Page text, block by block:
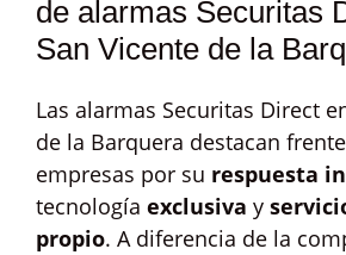
de alarmas Securitas
San Vicente de la
Las alarmas Securitas Direct
de la Barquera destacan
empresas por su respuesta
tecnología exclusiva y
propio. A diferencia de la